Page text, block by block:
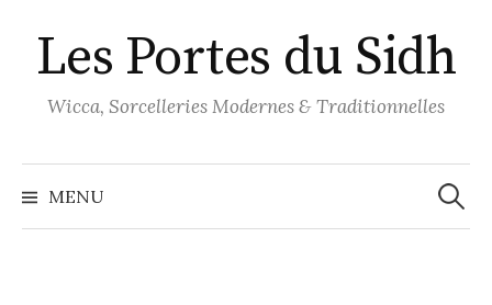
au
contenu
Les Portes du Sidh
Wicca, Sorcelleries Modernes & Traditionnelles
MENU